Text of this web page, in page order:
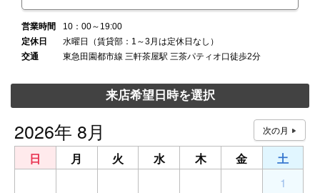
営業時間
10：00～19:00
定休日
水曜日（賃貸部：1～3月は定休日なし）
交通
東急田園都市線 三軒茶屋駅 三茶パティオ口徒歩2分
来店希望日時を選択
2026年 8月
日 月 火 水 木 金
土
1